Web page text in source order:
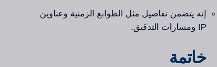
إنه يتضمن تفاصيل مثل الطوابع الزمنية وعناوين
IP ومسارات التدقيق.
خاتمة